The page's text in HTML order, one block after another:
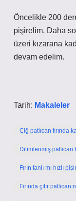
Öncelikle 200
pişirelim. Daha
üzeri kızarana
devam edelim.
Tarih: Makaleler
Çiğ patlıcan fırında
Dilimlenmiş patlıcan
Fırın fanlı mı hızlı
Fırında çıtır patlıcan